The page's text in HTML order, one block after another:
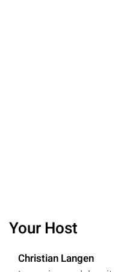
Your Host
Christian Langen